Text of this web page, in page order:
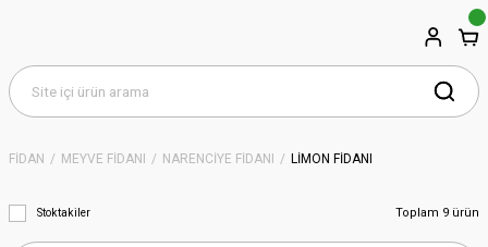
FİDAN MEYVE FİDANI NARENCİYE FİDANI LİMON FİDANI
Stoktakiler Toplam 9 ürün